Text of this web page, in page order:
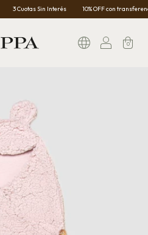
3 Cuotas Sin Interés 10% OFF con transferencia
0